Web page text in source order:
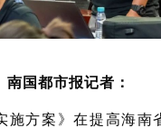
南国都市报记者：
施方案》在提高海南